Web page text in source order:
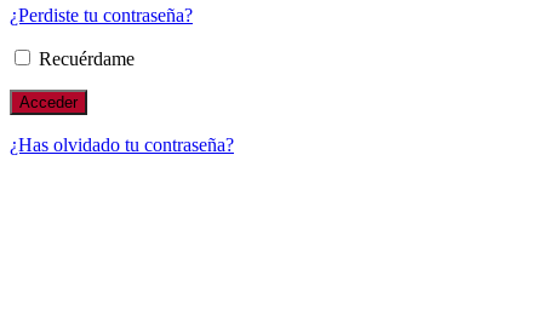
¿Perdiste tu contraseña?
Recuérdame
¿Has olvidado tu contraseña?